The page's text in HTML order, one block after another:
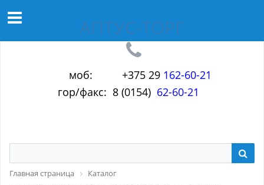
АПТУС-ТОРГ
моб: +375 29 162-60-21
гор/факс: 8 (0154) 62-60-21
Главная страница
Каталог